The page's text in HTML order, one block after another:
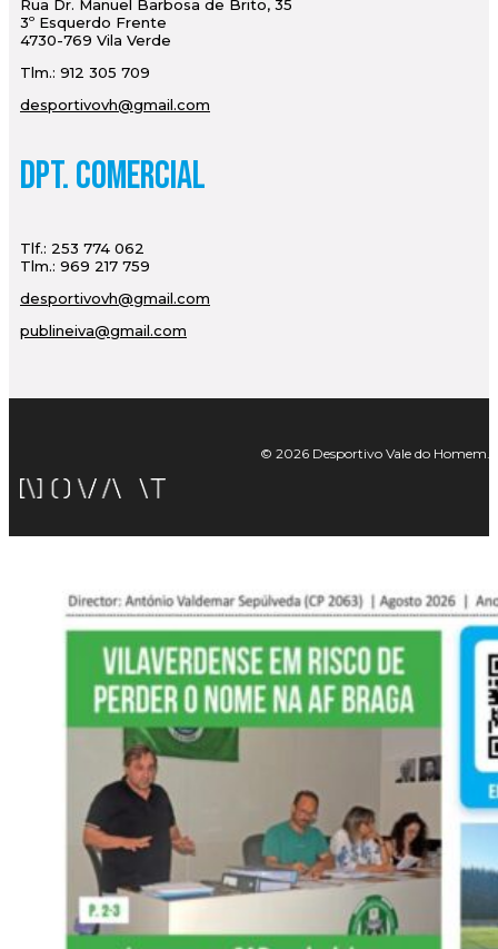
Rua Dr. Manuel Barbosa de Brito, 35
3º Esquerdo Frente
4730-769 Vila Verde
Tlm.: 912 305 709
desportivovh@gmail.com
Dpt. Comercial
Tlf.: 253 774 062
Tlm.: 969 217 759
desportivovh@gmail.com
publineiva@gmail.com
© 2026 Desportivo Vale do Homem.